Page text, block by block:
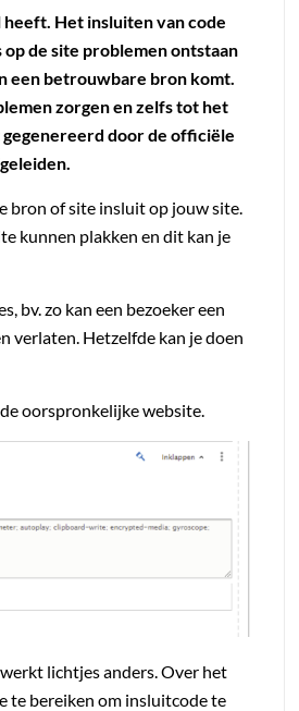
heeft. Het insluiten van code
de site problemen ontstaan
een betrouwbare bron komt.
zorgen en zelfs tot het
door de officiële
bron of site insluit op jouw site.
kunnen plakken en dit kan je
bv. zo kan een bezoeker een
verlaten. Hetzelfde kan je doen
oorspronkelijke website.
lichtjes anders. Over het
te bereiken om insluitcode te